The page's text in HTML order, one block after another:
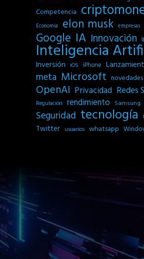
Competencia
Economia elon musk empresas
Google IA Innovación
Inteligencia
Inversión iOS iPhone
meta Microsoft novedades
OpenAI Privacidad Redes
Regulación rendimiento Samsung
Seguridad tecnología
Twitter usuarios whatsapp